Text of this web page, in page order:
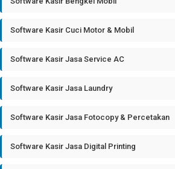
Software Kasir Cuci Motor & Mobil
Software Kasir Jasa Service AC
Software Kasir Jasa Laundry
Software Kasir Jasa Fotocopy & Percetakan
Software Kasir Jasa Digital Printing